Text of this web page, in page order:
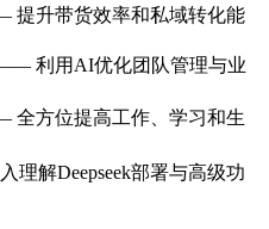
升带货效率和私域转化能
利用AI优化团队管理与业
方位提高工作、学习和生
解Deepseek部署与高级功